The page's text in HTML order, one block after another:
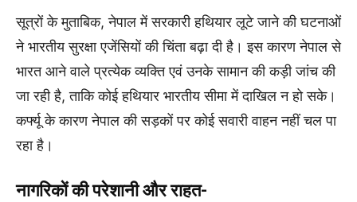
सूत्रों के मुताबिक, नेपाल में सरकारी हथियार लूटे जाने की घटनाओं
ने भारतीय सुरक्षा एजेंसियों की चिंता बढ़ा दी है। इस कारण नेपाल से
भारत आने वाले प्रत्येक व्यक्ति एवं उनके सामान की कड़ी जांच की
जा रही है, ताकि कोई हथियार भारतीय सीमा में दाखिल न हो सके।
कर्फ्यू के कारण नेपाल की सड़कों पर कोई सवारी वाहन नहीं चल पा
रहा है।
नागरिकों की परेशानी और राहत-